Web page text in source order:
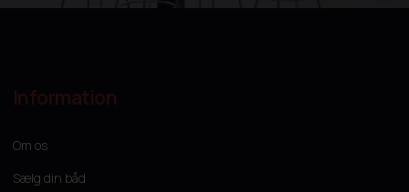
Information
Om os
Sælg din båd